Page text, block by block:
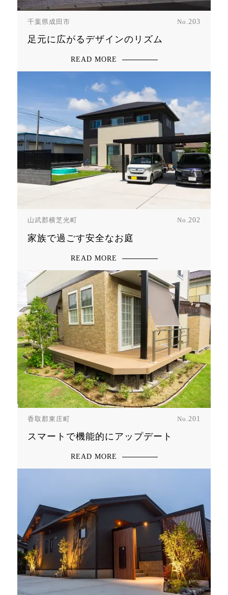
千葉県成田市 No. 203
足元に広がるデザインのリズム
READ MORE
山武郡横芝光町 No.202
家族で過ごす安全なお庭
READ MORE
香取郡東庄町 No. 201
スマートで機能的にアップデート
READ MORE